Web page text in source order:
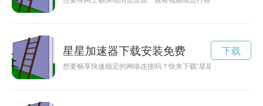
星星加速器下载安装免费
想要畅享快速稳定的网络连接吗？快来下载“星星加速器”app，
下载